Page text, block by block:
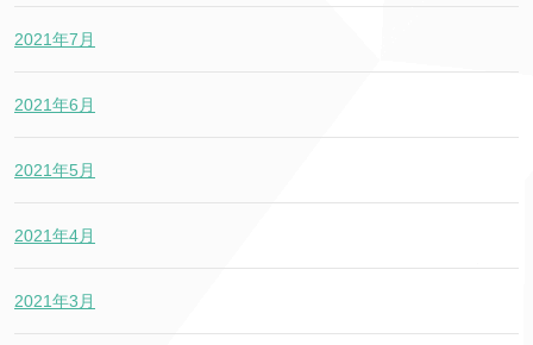
2021年7月
2021年6月
2021年5月
2021年4月
2021年3月